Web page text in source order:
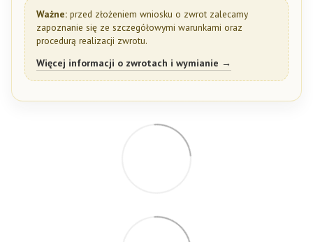
Ważne: przed złożeniem wniosku o zwrot zalecamy
zapoznanie się ze szczegółowymi warunkami oraz
procedurą realizacji zwrotu.
Więcej informacji o zwrotach i wymianie →